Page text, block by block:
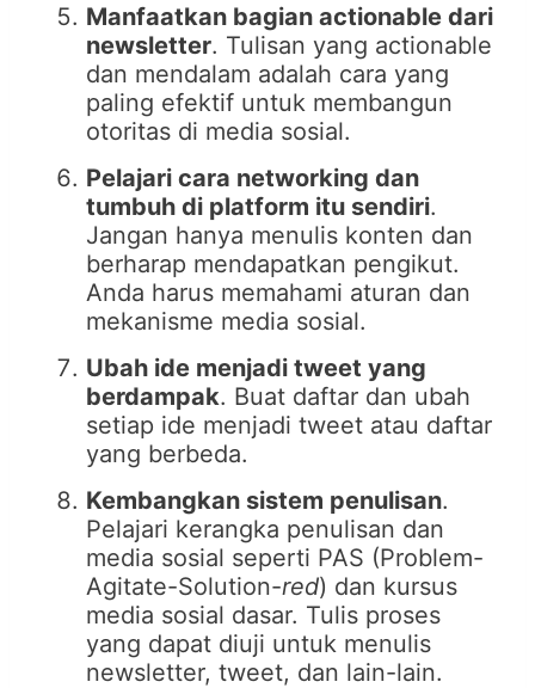
Manfaatkan bagian actionable dari
newsletter. Tulisan yang actionable
dan mendalam adalah cara yang
paling efektif untuk membangun
otoritas di media sosial.
Pelajari cara networking dan
tumbuh di platform itu sendiri.
Jangan hanya menulis konten dan
berharap mendapatkan pengikut.
Anda harus memahami aturan dan
mekanisme media sosial.
Ubah ide menjadi tweet yang
berdampak. Buat daftar dan ubah
setiap ide menjadi tweet atau daftar
yang berbeda.
Kembangkan sistem penulisan.
Pelajari kerangka penulisan dan
media sosial seperti PAS (Problem-
Agitate-Solution-red) dan kursus
media sosial dasar. Tulis proses
yang dapat diuji untuk menulis
newsletter, tweet, dan lain-lain.